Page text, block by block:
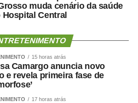
muda cenário da saúde
Hospital Central
15 horas atrás
Camargo anuncia novo
e revela primeira fase de
17 horas atrás